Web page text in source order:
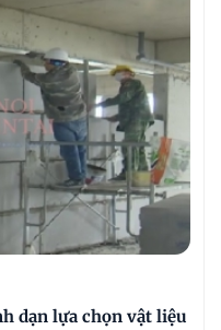
dạn lựa chọn vật liệu